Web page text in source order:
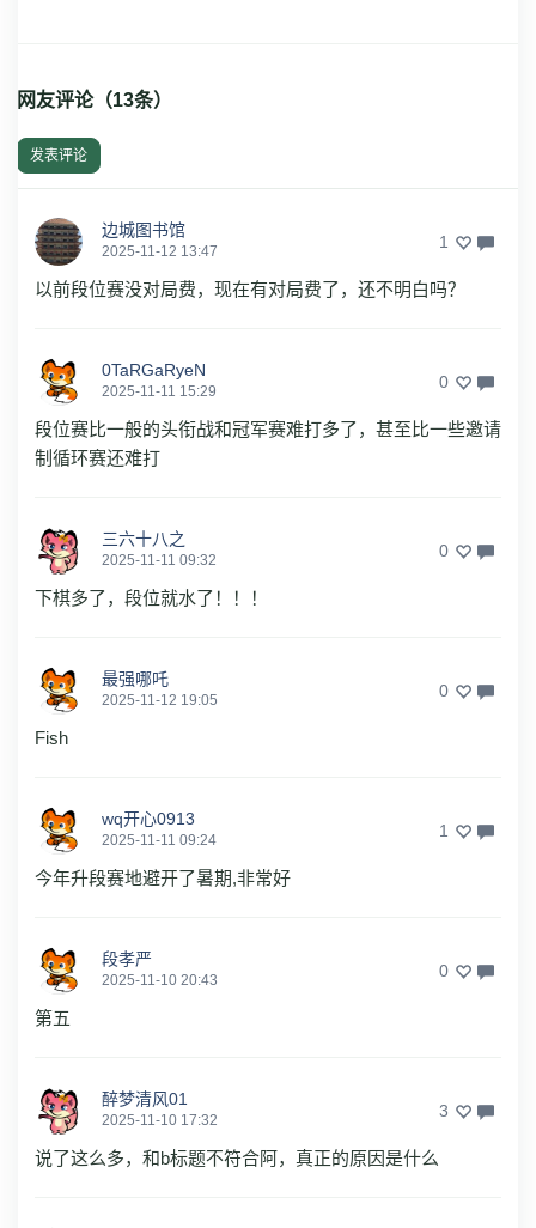
网友评论（13条）
发表评论
边城图书馆
2025-11-12 13:47 1
以前段位赛没对局费，现在有对局费了，还不明白吗？
0TaRGaRyeN
2025-11-11 15:29 0
段位赛比一般的头衔战和冠军赛难打多了，甚至比一些邀请
制循环赛还难打
三六十八之
2025-11-11 09:32 0
下棋多了，段位就水了！！！
最强哪吒
2025-11-12 19:05 0
Fish
wq开心0913
2025-11-11 09:24 1
今年升段赛地避开了暑期,非常好
段孝严
2025-11-10 20:43 0
第五
醉梦清风01
2025-11-10 17:32 3
说了这么多，和b标题不符合阿，真正的原因是什么